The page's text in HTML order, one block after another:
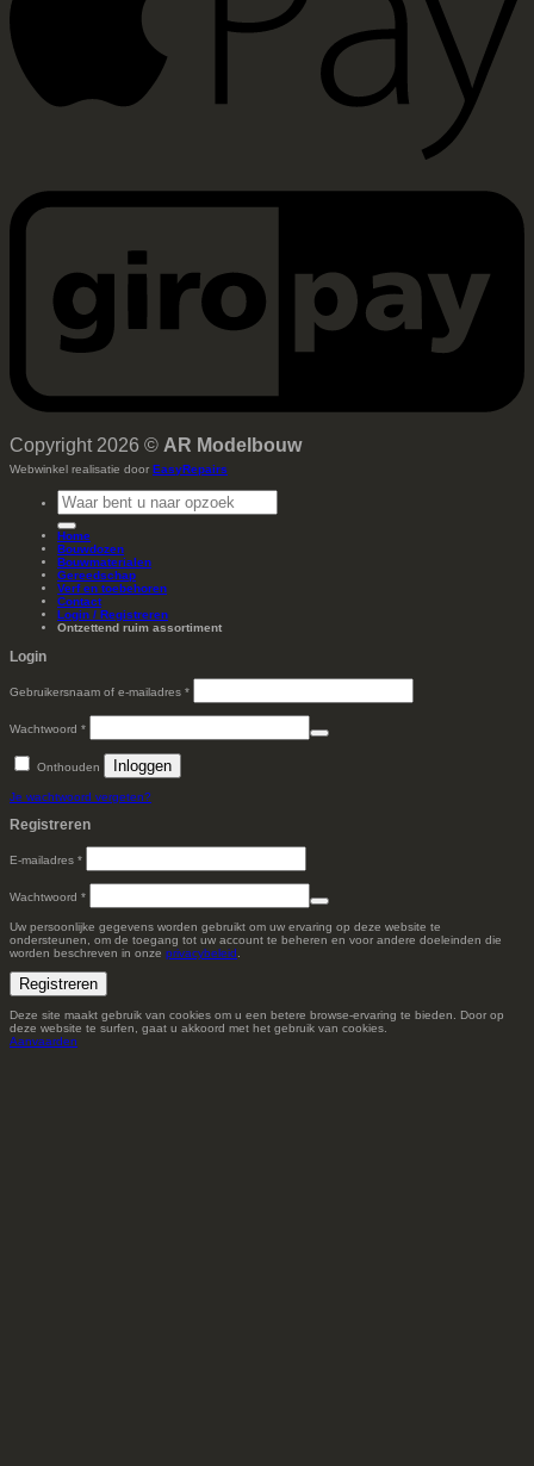
Copyright 2026 © AR Modelbouw
Webwinkel realisatie door EasyRepairs
Zoeken
naar:
Home
Bouwdozen
Bouwmaterialen
Gereedschap
Verf en toebehoren
Contact
Login / Registreren
Ontzettend ruim assortiment
Login
Gebruikersnaam of e-mailadres *
Vereist
Wachtwoord *
Vereist
Onthouden Inloggen
Je wachtwoord vergeten?
Registreren
E-mailadres *
Vereist
Wachtwoord *
Vereist
Uw persoonlijke gegevens worden gebruikt om uw ervaring op deze website te
ondersteunen, om de toegang tot uw account te beheren en voor andere doeleinden die
worden beschreven in onze privacybeleid
Registreren
Deze site maakt gebruik van cookies om u een betere browse-ervaring te bieden. Door op
deze website te surfen, gaat u akkoord met het gebruik van cookies.
Aanvaarden